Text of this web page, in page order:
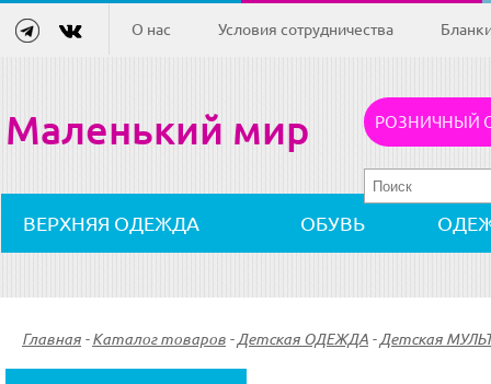
О нас Условия сотрудничества
Маленький мир РОЗНИЧНЫЙ
ВЕРХНЯЯ ОДЕЖДА ОБУВЬ
Главная - Каталог товаров - Детская ОДЕЖДА - Детская